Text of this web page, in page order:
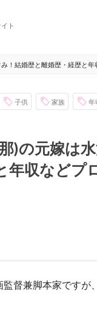
ト
！結婚歴と離婚歴・経歴と
子供 家族 年
)の元嫁は
年収などプ
督兼脚本家ですが